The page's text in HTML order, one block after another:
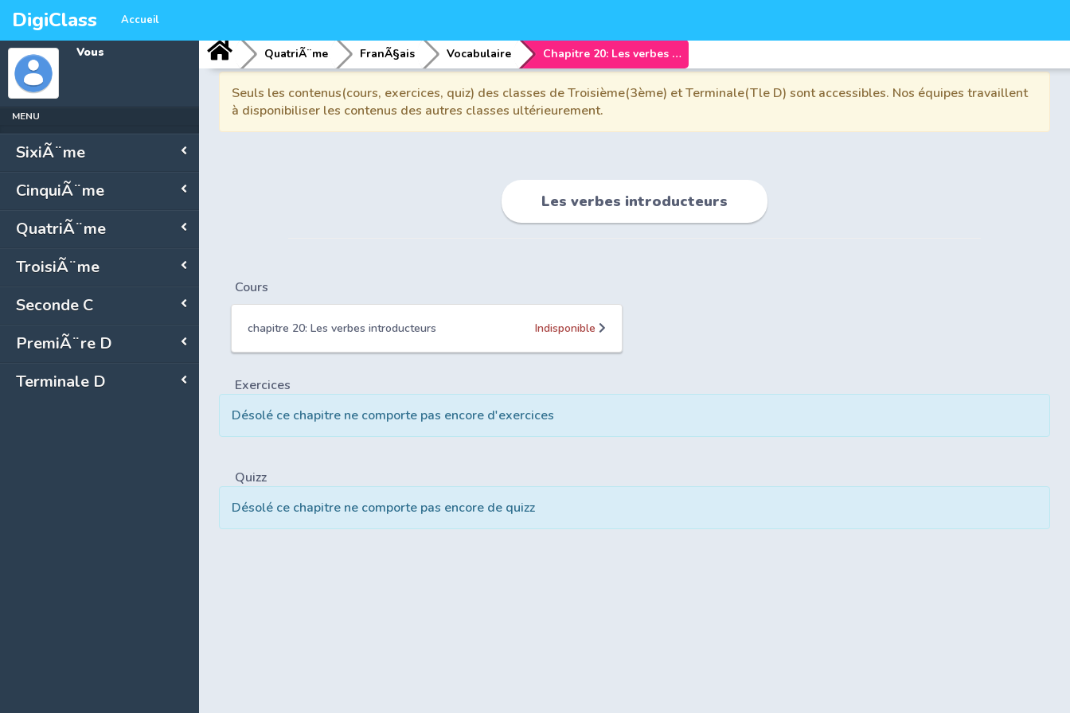
DigiClass Accueil
Vous
MENU
SixiÃ¨me
CinquiÃ¨me
QuatriÃ¨me
TroisiÃ¨me
Seconde C
PremiÃ¨re D
Terminale D
QuatriÃ¨me FranÃ§ais Vocabulaire Chapitre 20: Les verbes introducteurs
Seuls les contenus(cours, exercices, quiz) des classes de Troisième(3ème) et Terminale(Tle D) sont accessibles. Nos équipes travaillent
à disponibiliser les contenus des autres classes ultérieurement.
Les verbes introducteurs
Cours
chapitre 20: Les verbes introducteurs Indisponible
Exercices
Désolé ce chapitre ne comporte pas encore d'exercices
Quizz
Désolé ce chapitre ne comporte pas encore de quizz